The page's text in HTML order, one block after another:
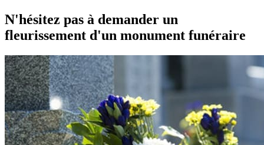
N'hésitez pas à demander un
fleurissement d'un monument funéraire